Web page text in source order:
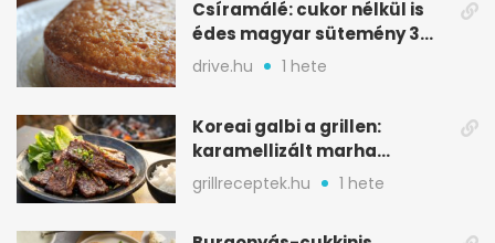
Csíramálé: cukor nélkül is
édes magyar sütemény 3
alapanyagból
Koreai galbi a grillen:
karamellizált marha
rövidborda gyorsan
grillreceptek.hu 1 hete